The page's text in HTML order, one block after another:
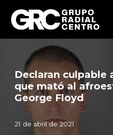
Saltar
al
contenido
Declaran culpable
que mató al
George Floyd
21 de abril de 2021